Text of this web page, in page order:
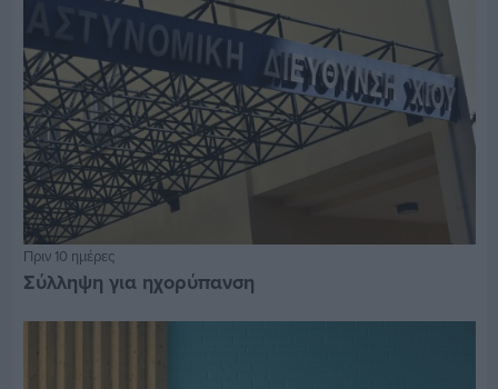
Πριν 10 ημέρες
Σύλληψη για ηχορύπανση